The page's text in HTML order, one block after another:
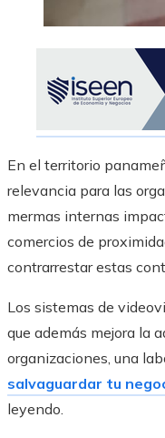
En el territorio
relevancia para las
mermas internas
comercios de
contrarrestar estas
Los sistemas de
que además mejora la
organizaciones, una
salvaguardar tu
leyendo.